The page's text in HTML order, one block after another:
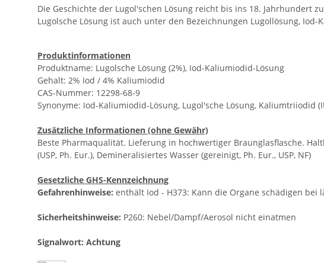
Die Geschichte der Lugol'schen Lösung reicht bis ins 18. Jahrhundert
Lugolsche Lösung ist auch unter den Bezeichnungen Lugollösung,
Produktinformationen
Produktname: Lugolsche Lösung (2%), Iod-Kaliumiodid-Lösung
Gehalt: 2% Iod / 4% Kaliumiodid
CAS-Nummer: 12298-68-9
Synonyme: Iod-Kaliumiodid-Lösung, Lugol'sche Lösung, Kaliumtriiodid
Zusätzliche Informationen (ohne Gewähr)
Beste Pharmaqualität. Lieferung in hochwertiger Braunglasflasche.
(USP, Ph. Eur.), Demineralisiertes Wasser (gereinigt, Ph. Eur., USP, NF)
Gesetzliche GHS-Kennzeichnung
Gefahrenhinweise: enthält Iod - H373: Kann die Organe schädigen
Sicherheitshinweise: P260: Nebel/Dampf/Aerosol nicht einatmen
Signalwort: Achtung